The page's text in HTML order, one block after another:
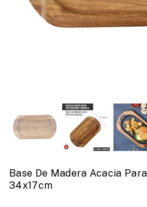
Base De Madera Acacia
34x17cm